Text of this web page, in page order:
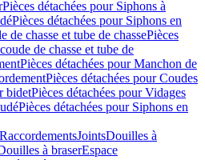
Pièces détachées pour Siphons à
Pièces détachées pour Siphons en
de chasse et tube de chassePièces
de chasse et tube de
Pièces détachées pour Manchon de
Pièces détachées pour Coudes
bidetPièces détachées pour Vidages
Pièces détachées pour Siphons en
RaccordementsJointsDouilles à
à braserEspace